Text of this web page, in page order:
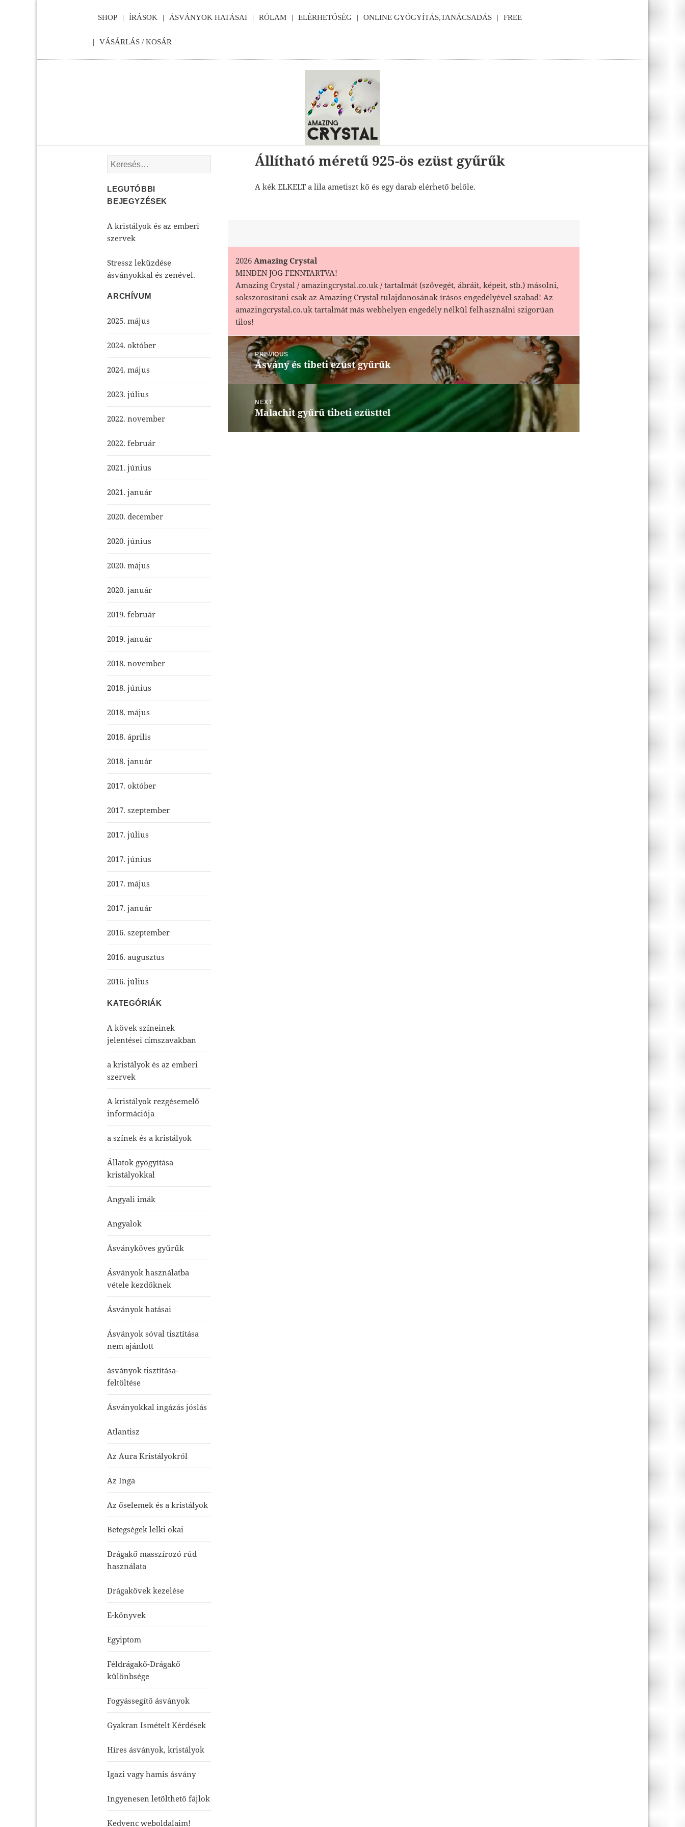
SHOP ÍRÁSOK ÁSVÁNYOK HATÁSAI RÓLAM ELÉRHETŐSÉG ONLINE GYÓGYÍTÁS,TANÁCSADÁS FREE
VÁSÁRLÁS / KOSÁR
Állítható méretű 925-ös ezüst gyűrűk
A kék ELKELT a lila ametiszt kő és egy darab elérhető belőle.
2026 Amazing Crystal
MINDEN JOG FENNTARTVA!
Amazing Crystal / amazingcrystal.co.uk / tartalmát (szövegét, ábráit, képeit, stb.) másolni,
sokszorosítani csak az Amazing Crystal tulajdonosának írásos engedélyével szabad! Az
amazingcrystal.co.uk tartalmát más webhelyen engedély nélkül felhasználni szigorúan
tilos!
Bejegyzés
navigációPREVIOUS
Previous
post:
Ásvány és tibeti ezüst gyűrűk
NEXT
Next
post:
Malachit gyűrű tibeti ezüsttel
Keresés:
LEGUTÓBBI
BEJEGYZÉSEK
A kristályok és az emberi
szervek
Stressz leküzdése
ásványokkal és zenével.
ARCHÍVUM
2025. május
2024. október
2024. május
2023. július
2022. november
2022. február
2021. június
2021. január
2020. december
2020. június
2020. május
2020. január
2019. február
2019. január
2018. november
2018. június
2018. május
2018. április
2018. január
2017. október
2017. szeptember
2017. július
2017. június
2017. május
2017. január
2016. szeptember
2016. augusztus
2016. július
KATEGÓRIÁK
A kövek színeinek
jelentései címszavakban
a kristályok és az emberi
szervek
A kristályok rezgésemelő
információja
a színek és a kristályok
Állatok gyógyítása
kristályokkal
Angyali imák
Angyalok
Ásványköves gyűrűk
Ásványok használatba
vétele kezdőknek
Ásványok hatásai
Ásványok sóval tisztítása
nem ajánlott
ásványok tisztítása-
feltöltése
Ásványokkal ingázás jóslás
Atlantisz
Az Aura Kristályokról
Az Inga
Az őselemek és a kristályok
Betegségek lelki okai
Drágakő masszírozó rúd
használata
Drágakövek kezelése
E-könyvek
Egyiptom
Féldrágakő-Drágakő
különbsége
Fogyássegítő ásványok
Gyakran Ismételt Kérdések
Híres ásványok, kristályok
Igazi vagy hamis ásvány
Ingyenesen letölthető fájlok
Kedvenc weboldalaim!